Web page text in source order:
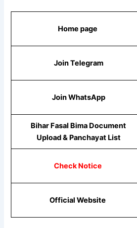
Home page
Join Telegram
Join WhatsApp
Bihar Fasal Bima Document
Upload & Panchayat List
Check Notice
Official Website